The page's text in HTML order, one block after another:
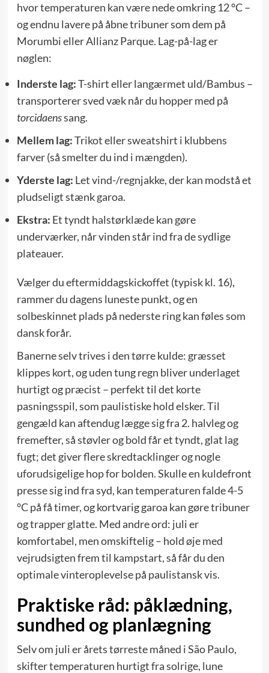
hvor temperaturen kan være nede omkring 12 °C –
og endnu lavere på åbne tribuner som dem på
Morumbi eller Allianz Parque. Lag-på-lag er
nøglen:
Inderste lag:T-shirt eller langærmet uld/Bambus –
transporterer sved væk når du hopper med på
torcidaenssang.
Mellem lag:Trikot eller sweatshirt i klubbens
farver (så smelter du ind i mængden).
Yderste lag: Let vind-/regnjakke, der kan modstå et
pludseligt stænk garoa.
Ekstra: Et tyndt halstørklæde kan gøre
underværker, når vinden står ind fra de sydlige
plateauer.
Vælger du eftermiddagskickoffet (typisk kl. 16),
rammer du dagens luneste punkt, og en
solbeskinnet plads på nederste ring kan føles som
dansk forår.
Banerne selv trives i den tørre kulde: græsset
klippes kort, og uden tung regn bliver underlaget
hurtigt og præcist – perfekt til det korte
pasningsspil, som paulistiske hold elsker. Til
gengæld kan aftendug lægge sig fra 2. halvleg og
fremefter, så støvler og bold får et tyndt, glat lag
fugt; det giver flere skredtacklinger og nogle
uforudsigelige hop for bolden. Skulle en kuldefront
presse sig ind fra syd, kan temperaturen falde 4-5
°C på få timer, og kortvarig garoa kan gøre tribuner
og trapper glatte. Med andre ord: juli er
komfortabel, men omskiftelig – hold øje med
vejrudsigten frem til kampstart, så får du den
optimale vinteroplevelse på paulistansk vis.
Praktiske råd: påklædning,
sundhed og planlægning
Selv om juli er årets tørreste måned i São Paulo,
skifter temperaturen hurtigt fra solrige, lune